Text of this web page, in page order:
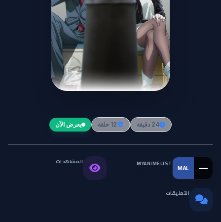
Super no Ura de Yani Suu Futari
24 دقيقة 12 حلقة يعرض الآن
MAL —
MYANIMELIST المشاهدات
التعليقات